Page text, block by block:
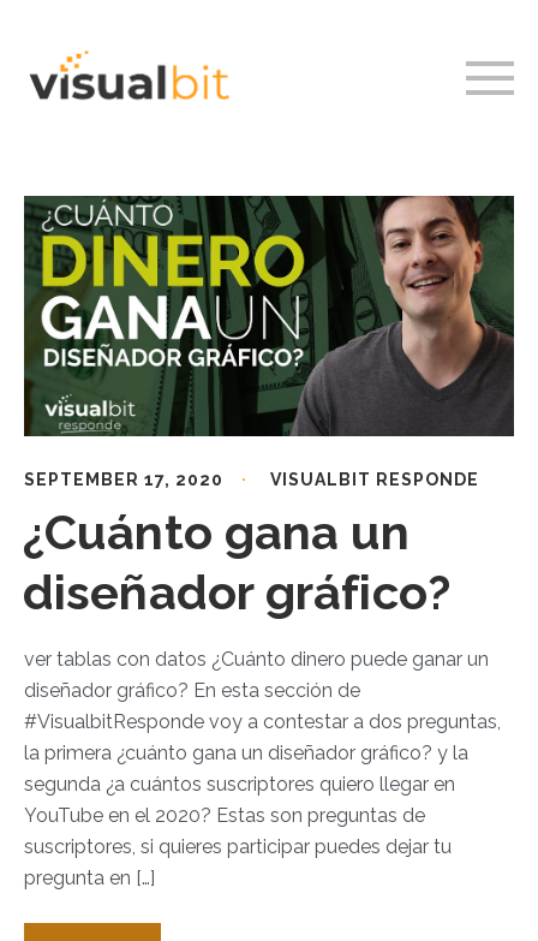
SEPTEMBER 17, 2020 VISUALBIT RESPONDE
¿Cuánto gana un
diseñador gráfico?
ver tablas con datos ¿Cuánto dinero puede ganar un
diseñador gráfico? En esta sección de
#VisualbitResponde voy a contestar a dos preguntas,
la primera ¿cuánto gana un diseñador gráfico? y la
segunda ¿a cuántos suscriptores quiero llegar en
YouTube en el 2020? Estas son preguntas de
suscriptores, si quieres participar puedes dejar tu
pregunta en […]